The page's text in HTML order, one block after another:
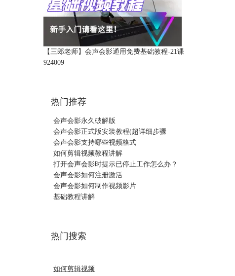
【三郎老师】会声会影通用免费基础教程-21课
924009
热门推荐
会声会影永久破解版
会声会影正式版安装教程(超详细步骤
会声会影支持哪些视频格式
如何剪辑视频教程讲解
打开会声会影时提示已停止工作怎么办？
会声会影如何注册激活
会声会影如何制作视频影片
基础教程讲解
热门搜索
如何剪辑视频